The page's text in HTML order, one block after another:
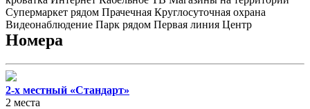
Супермаркет рядом Прачечная Круглосуточная охрана
Видеонаблюдение Парк рядом Первая линия Центр
Номера
2-х местный «Стандарт»
2 места